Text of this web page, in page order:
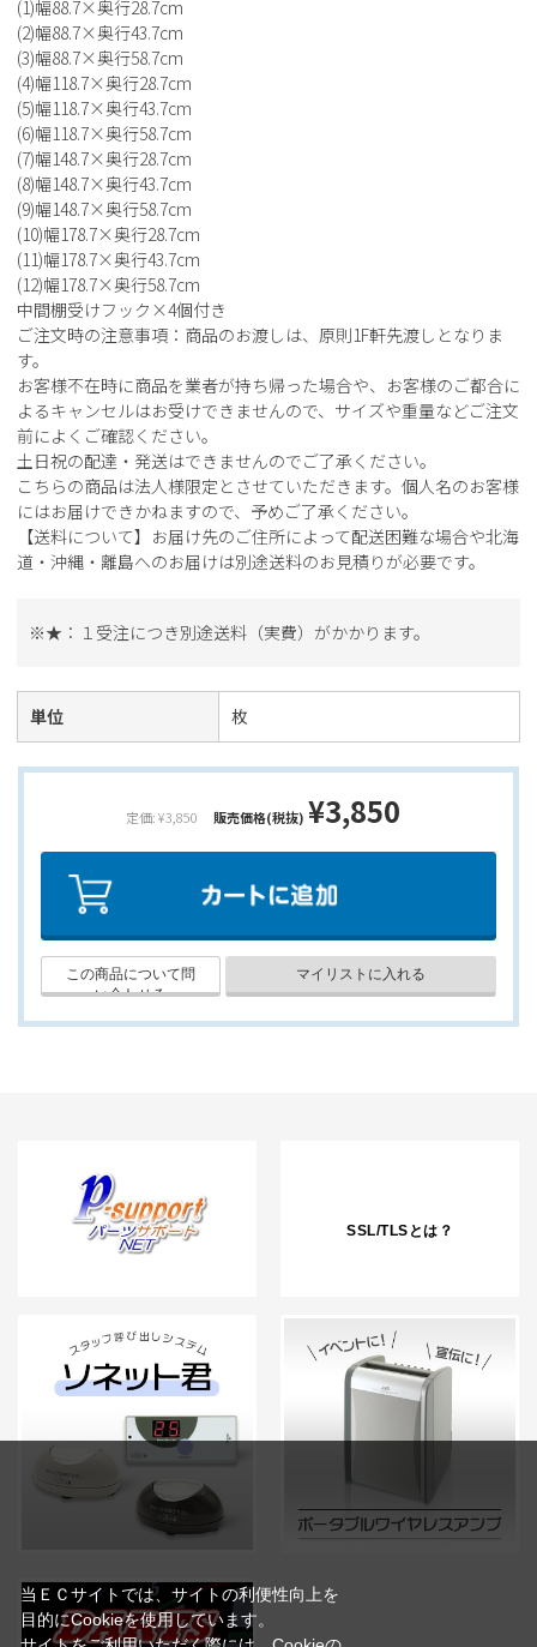
(1)幅88.7×奥行28.7cm
(2)幅88.7×奥行43.7cm
(3)幅88.7×奥行58.7cm
(4)幅118.7×奥行28.7cm
(5)幅118.7×奥行43.7cm
(6)幅118.7×奥行58.7cm
(7)幅148.7×奥行28.7cm
(8)幅148.7×奥行43.7cm
(9)幅148.7×奥行58.7cm
(10)幅178.7×奥行28.7cm
(11)幅178.7×奥行43.7cm
(12)幅178.7×奥行58.7cm
中間棚受けフック×4個付き
ご注文時の注意事項：商品のお渡しは、原則1F軒先渡しとなりま
す。
お客様不在時に商品を業者が持ち帰った場合や、お客様のご都合に
よるキャンセルはお受けできませんので、サイズや重量などご注文
前によくご確認ください。
土日祝の配達・発送はできませんのでご了承ください。
こちらの商品は法人様限定とさせていただきます。個人名のお客様
にはお届けできかねますので、予めご了承ください。
【送料について】お届け先のご住所によって配送困難な場合や北海
道・沖縄・離島へのお届けは別途送料のお見積りが必要です。
※★：１受注につき別途送料（実費）がかかります。
単位 枚
定価: ¥3,850 販売価格(税抜) ¥3,850
SSL/TLSとは？
当ＥＣサイトでは、サイトの利便性向上を
目的にCookieを使用しています。